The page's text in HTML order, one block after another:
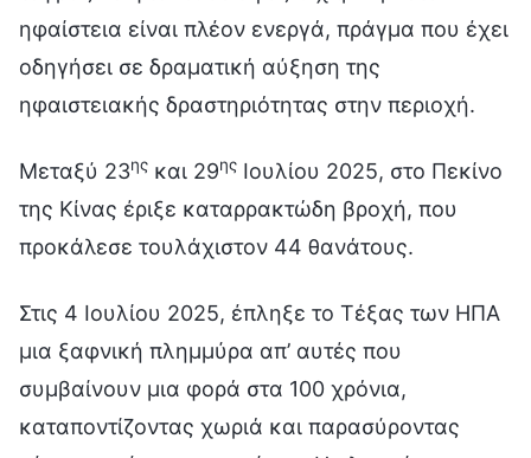
ηφαίστεια είναι πλέον ενεργά, πράγμα που έχει
οδηγήσει σε δραματική αύξηση της
ηφαιστειακής δραστηριότητας στην περιοχή.
Μεταξύ 23ης και 29ης Ιουλίου 2025, στο Πεκίνο
της Κίνας έριξε καταρρακτώδη βροχή, που
προκάλεσε τουλάχιστον 44 θανάτους.
Στις 4 Ιουλίου 2025, έπληξε το Τέξας των ΗΠΑ
μια ξαφνική πλημμύρα απ’ αυτές που
συμβαίνουν μια φορά στα 100 χρόνια,
καταποντίζοντας χωριά και παρασύροντας